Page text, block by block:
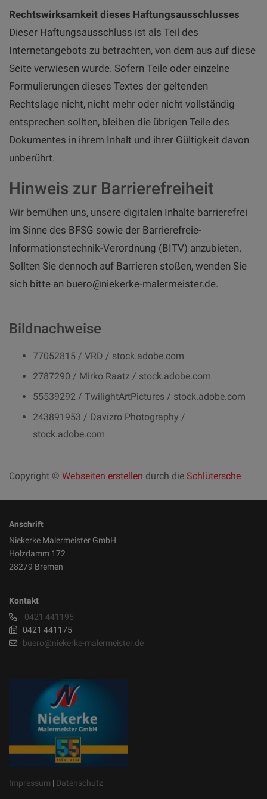
Rechtswirksamkeit dieses Haftungsausschlusses
Dieser Haftungsausschluss ist als Teil des
Internetangebots zu betrachten, von dem aus auf diese
Seite verwiesen wurde. Sofern Teile oder einzelne
Formulierungen dieses Textes der geltenden
Rechtslage nicht, nicht mehr oder nicht vollständig
entsprechen sollten, bleiben die übrigen Teile des
Dokumentes in ihrem Inhalt und ihrer Gültigkeit davon
unberührt.
Hinweis zur Barrierefreiheit
Wir bemühen uns, unsere digitalen Inhalte barrierefrei
im Sinne des BFSG sowie der Barrierefreie-
Informationstechnik-Verordnung (BITV) anzubieten.
Sollten Sie dennoch auf Barrieren stoßen, wenden Sie
sich bitte an buero@niekerke-malermeister.de.
Bildnachweise
77052815 / VRD / stock.adobe.com
2787290 / Mirko Raatz / stock.adobe.com
55539292 / TwilightArtPictures / stock.adobe.com
243891953 / Davizro Photography /
stock.adobe.com
Copyright © Webseiten erstellen durch die Schlütersche
Anschrift
Niekerke Malermeister GmbH
Holzdamm 172
28279 Bremen
Kontakt
0421 441195
0421 441175
buero@niekerke-malermeister.de
Impressum | Datenschutz